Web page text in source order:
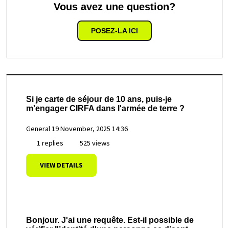
Vous avez une question?
POSEZ-LA ICI
Si je carte de séjour de 10 ans, puis-je
m'engager CIRFA dans l'armée de terre ?
General19 November, 2025 14:36
1 replies
525 views
VIEW DETAILS
Bonjour. J'ai une requête. Est-il possible de